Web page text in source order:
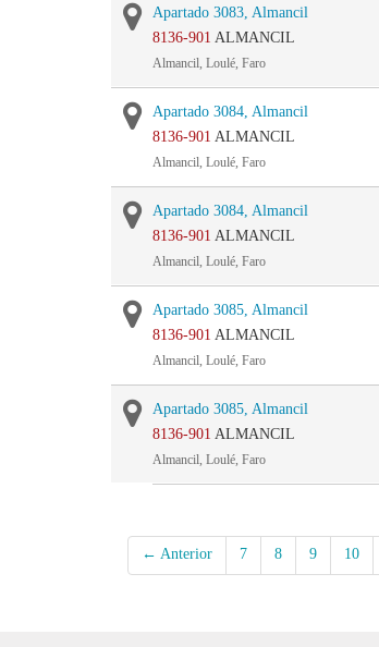
Apartado 3083, Almancil
8136-901 ALMANCIL
Almancil, Loulé, Faro
Apartado 3084, Almancil
8136-901 ALMANCIL
Almancil, Loulé, Faro
Apartado 3084, Almancil
8136-901 ALMANCIL
Almancil, Loulé, Faro
Apartado 3085, Almancil
8136-901 ALMANCIL
Almancil, Loulé, Faro
Apartado 3085, Almancil
8136-901 ALMANCIL
Almancil, Loulé, Faro
← Anterior 7 8 9 10